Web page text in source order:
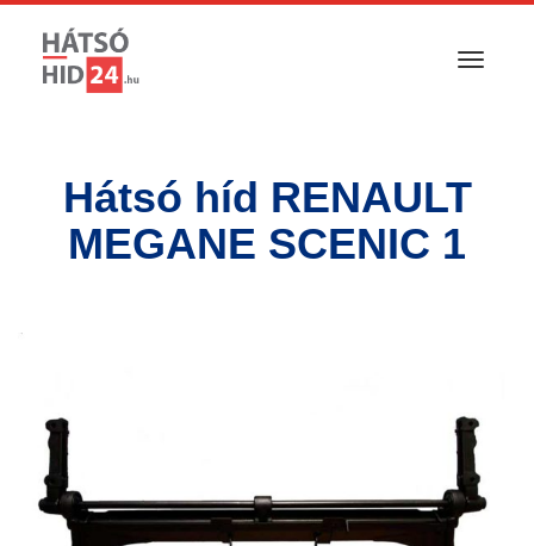
T
e
o
n
Hátsó híd RENAULT
MEGANE SCENIC 1